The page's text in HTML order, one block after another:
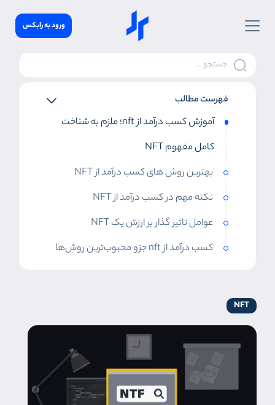
ورود به رابکس
فهرست مطالب
آموزش کسب درآمد از nft؛ ملزم به شناخت
کامل مفهوم NFT
بهترین روش های کسب درآمد از NFT
نکته مهم در کسب درآمد از NFT
عوامل تاثیر گذار بر ارزش یک NFT
کسب درآمد از nft جزو محبوب‌ترین روش‌ها
NFT